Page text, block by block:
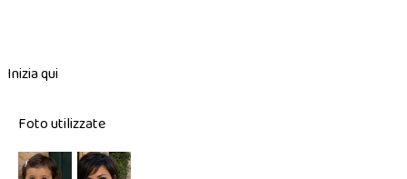
Inizia qui
Foto utilizzate